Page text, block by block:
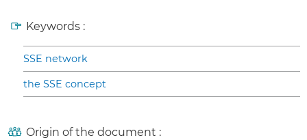
Keywords :
SSE network
the SSE concept
Origin of the document :